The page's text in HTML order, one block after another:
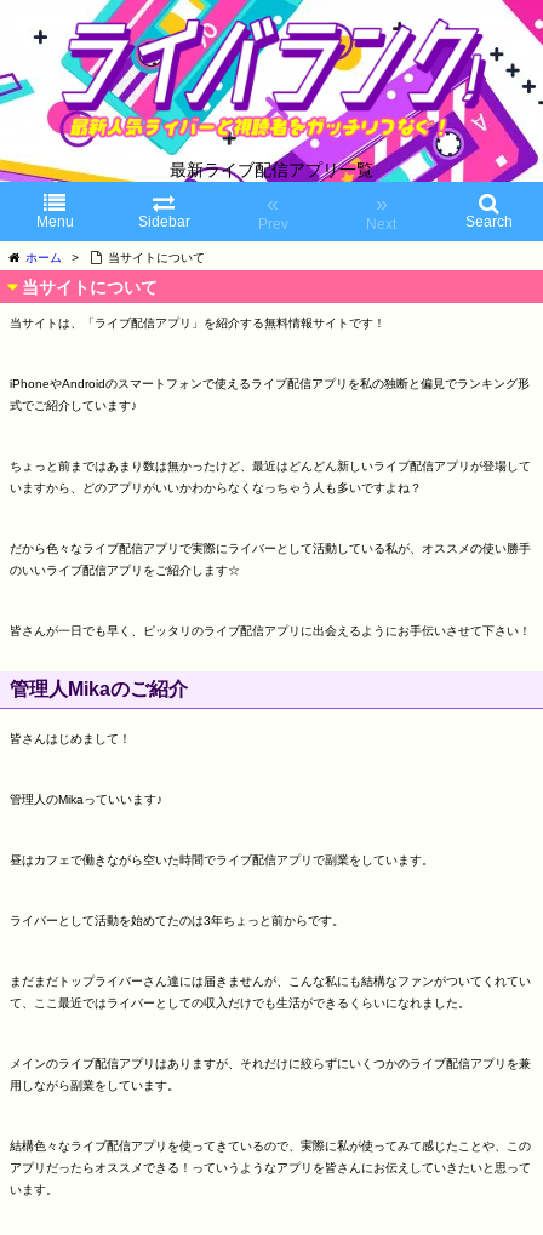
最新ライブ配信アプリ一覧
Menu Sidebar
«
Prev
»
Next Search
ホーム > 当サイトについて
当サイトについて
当サイトは、「ライブ配信アプリ」を紹介する無料情報サイトです！
iPhoneやAndroidのスマートフォンで使えるライブ配信アプリを私の独断と偏見でランキング形
式でご紹介しています♪
ちょっと前まではあまり数は無かったけど、最近はどんどん新しいライブ配信アプリが登場して
いますから、どのアプリがいいかわからなくなっちゃう人も多いですよね？
だから色々なライブ配信アプリで実際にライバーとして活動している私が、オススメの使い勝手
のいいライブ配信アプリをご紹介します☆
皆さんが一日でも早く、ピッタリのライブ配信アプリに出会えるようにお手伝いさせて下さい！
管理人Mikaのご紹介
皆さんはじめまして！
管理人のMikaっていいます♪
昼はカフェで働きながら空いた時間でライブ配信アプリで副業をしています。
ライバーとして活動を始めてたのは3年ちょっと前からです。
まだまだトップライバーさん達には届きませんが、こんな私にも結構なファンがついてくれてい
て、ここ最近ではライバーとしての収入だけでも生活ができるくらいになれました。
メインのライブ配信アプリはありますが、それだけに絞らずにいくつかのライブ配信アプリを兼
用しながら副業をしています。
結構色々なライブ配信アプリを使ってきているので、実際に私が使ってみて感じたことや、この
アプリだったらオススメできる！っていうようなアプリを皆さんにお伝えしていきたいと思って
います。